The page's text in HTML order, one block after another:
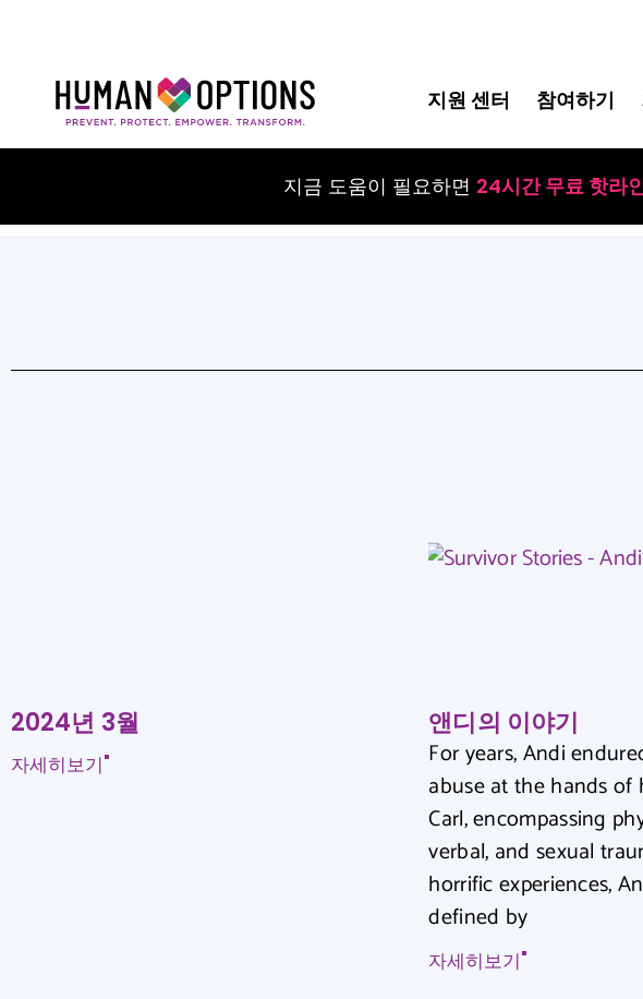
지원 센터 참여하기
지금 도움이 필요하면 24시간 무료 핫라
2024년 3월
자세히보기"
앤디의 이야기
For years, Andi
abuse at the hands of
Carl, encompassing
verbal, and sexual
horrific experiences,
defined by
자세히보기"